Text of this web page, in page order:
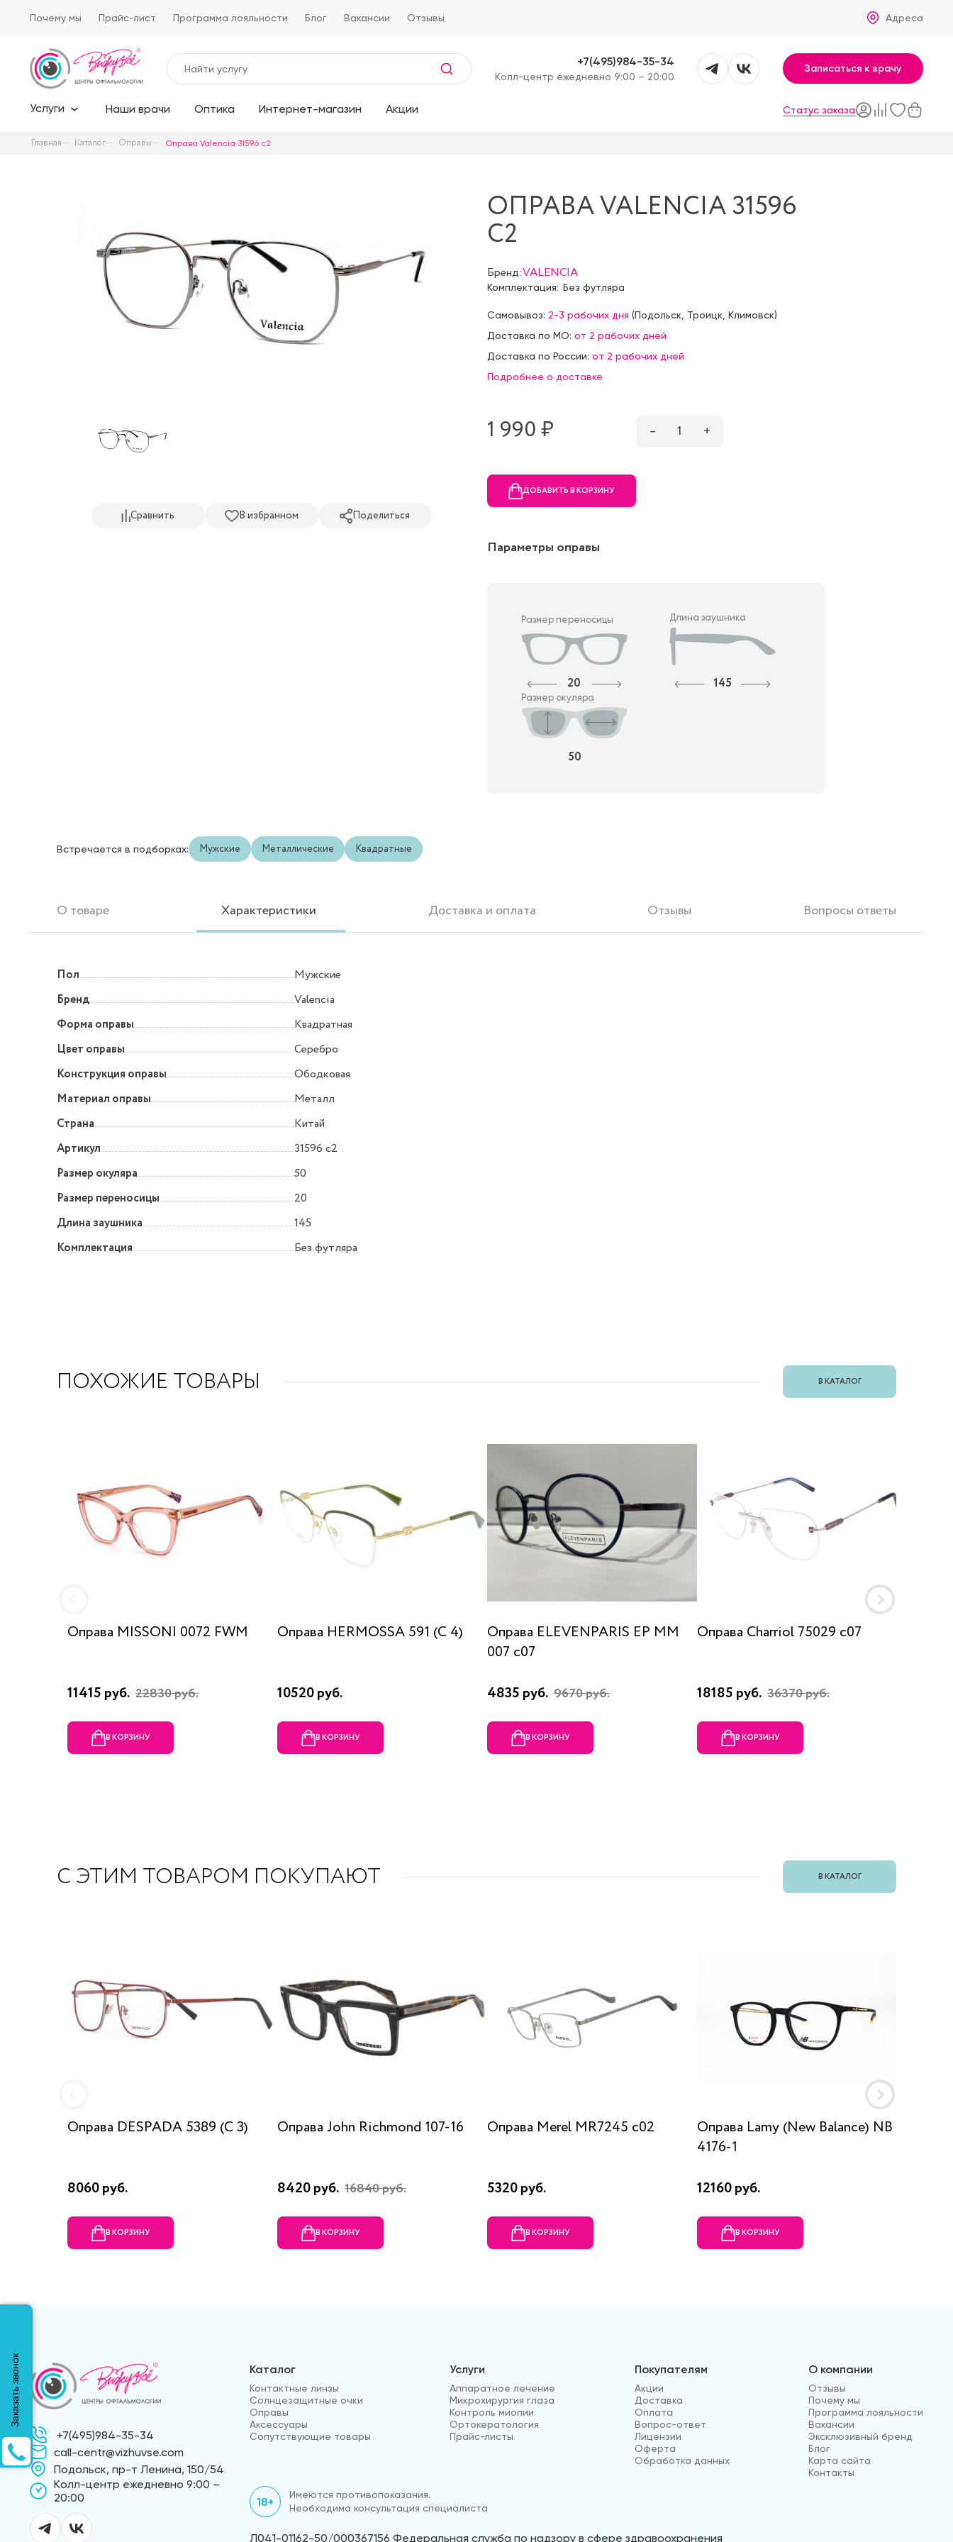
Почему мы Прайс-лист Программа лояльности Блог Вакансии Отзывы Адреса
+7(495)984-35-34
Kолл-центр ежедневно 9:00 – 20:00
Записаться к врачу
Услуги Наши врачи Оптика Интернет-магазин Акции Статус заказа
Главная Каталог Оправы Оправа Valencia 31596 c2
Сравнить В избранном Поделиться
ОПРАВА VALENCIA 31596
C2
Бренд:VALENCIA
Комплектация: Без футляра
Самовывоз: 2-3 рабочих дня (Подольск, Троицк, Климовск)
Доставка по МО: от 2 рабочих дней
Доставка по России: от 2 рабочих дней
Подробнее о доставке
1 990 ₷ – 1 +
ДОБАВИТЬ В КОРЗИНУ
Параметры оправы
Размер переносицы
20
Длина заушника
145
Размер окуляра
50
Встречается в подборках: Мужские Металлические Квадратные
О товаре Характеристики Доставка и оплата Отзывы Вопросы ответы
Пол
Мужские
Бренд
Valencia
Форма оправы
Квадратная
Цвет оправы
Серебро
Конструкция оправы
Ободковая
Материал оправы
Металл
Страна
Китай
Артикул
31596 c2
Размер окуляра
50
Размер переносицы
20
Длина заушника
145
Комплектация
Без футляра
ПОХОЖИЕ ТОВАРЫ В КАТАЛОГ
Оправа MISSONI 0072 FWM
11415 руб. 22830 руб.
В КОРЗИНУ
Оправа HERMOSSA 591 (C 4)
10520 руб.
В КОРЗИНУ
Оправа ELEVENPARIS EP MM
007 c07
4835 руб. 9670 руб.
В КОРЗИНУ
Оправа Charriol 75029 c07
18185 руб. 36370 руб.
В КОРЗИНУ
С ЭТИМ ТОВАРОМ ПОКУПАЮТ В КАТАЛОГ
Оправа DESPADA 5389 (C 3)
8060 руб.
В КОРЗИНУ
Оправа John Richmond 107-16
8420 руб. 16840 руб.
В КОРЗИНУ
Оправа Merel MR7245 c02
5320 руб.
В КОРЗИНУ
Оправа Lamy (New Balance) NB
4176-1
12160 руб.
В КОРЗИНУ
+7(495)984-35-34
call-centr@vizhuvse.com
Подольск, пр-т Ленина, 150/54
Kолл-центр ежедневно 9:00 –
20:00
Каталог
Контактные линзы
Солнцезащитные очки
Оправы
Аксессуары
Сопутствующие товары
Услуги
Аппаратное лечение
Микрохирургия глаза
Контроль миопии
Ортокератология
Прайс-листы
Покупателям
Акции
Доставка
Оплата
Вопрос-ответ
Лицензии
Оферта
Обработка данных
О компании
Отзывы
Почему мы
Программа лояльности
Вакансии
Эксклюзивный бренд
Блог
Карта сайта
Контакты
18+
Имеются противопоказания.
Необходима консультация специалиста
Л041-01162-50/000367156 Федеральная служба по надзору в сфере здравоохранения
Заказать звонок